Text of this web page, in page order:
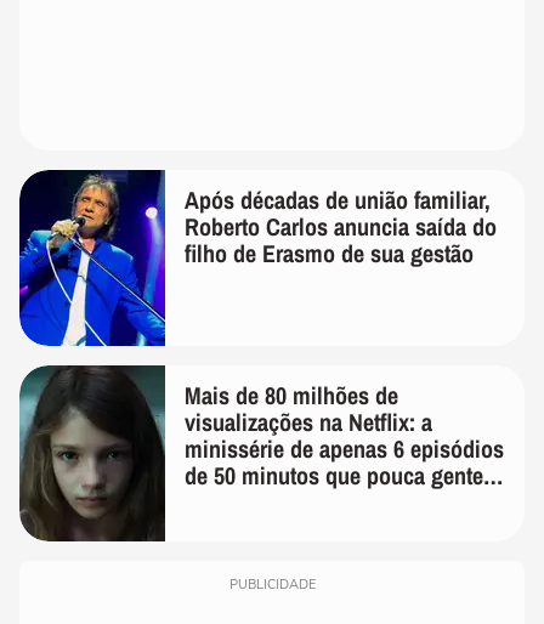
Após décadas de união familiar,
Roberto Carlos anuncia saída do
filho de Erasmo de sua gestão
Mais de 80 milhões de
visualizações na Netflix: a
minissérie de apenas 6 episódios
de 50 minutos que pouca gente
PUBLICIDADE